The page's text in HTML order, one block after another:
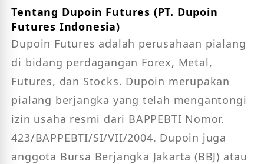
Tentang Dupoin Futures (PT. Dupoin
Futures Indonesia)
Dupoin Futures adalah perusahaan pialang
di bidang perdagangan Forex, Metal,
Futures, dan Stocks. Dupoin merupakan
pialang berjangka yang telah mengantongi
izin usaha resmi dari BAPPEBTI Nomor.
423/BAPPEBTI/SI/VII/2004. Dupoin juga
anggota Bursa Berjangka Jakarta (BBJ) atau